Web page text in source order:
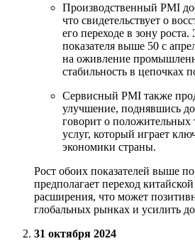
Производственный PMI
что свидетельствует о
его переходе в зону
показателя выше 50 с
на оживление
стабильность в цепочках
Сервисный PMI также
улучшение, поднявшись
говорит о положительных
услуг, который играет
экономики страны.
Рост обоих показателей выше
предполагает переход
расширения, что может
глобальных рынках и усилить
31 октября 2024